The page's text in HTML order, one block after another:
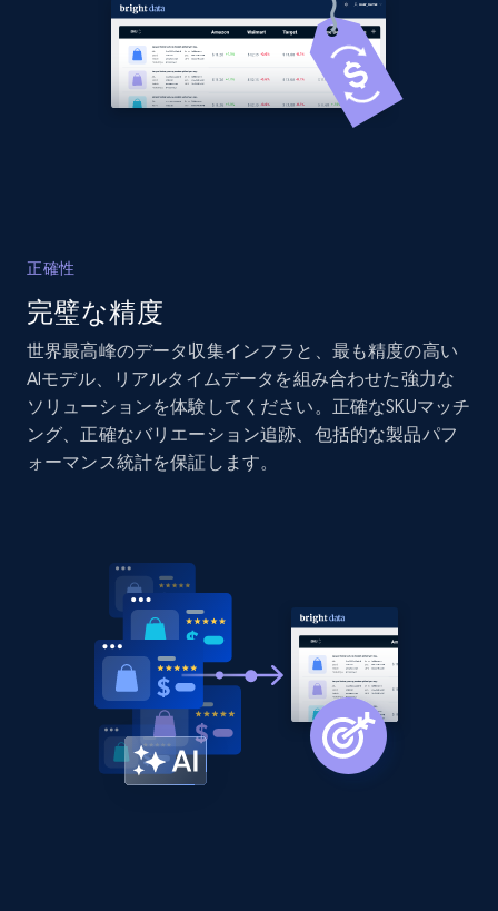
Title, Seller name, Brand, Description, Initial
price, Currency, Availability, Reviews count, and
今すぐ始める
products by specific category URL
price, Currency, Availability, Reviews count, and
more.
2.1K+ 375+ 今すぐ始める
Title, Seller name, Brand, Description, Initial
price, Currency, Availability, Reviews count, and
2.1K+ 375+ 今すぐ始める
Amazon products global dataset - Collects
正確性
完璧な精度
世界最高峰のデータ収集インフラと、最も精度の高い
AIモデル、リアルタイムデータを組み合わせた強力な
ソリューションを体験してください。正確なSKUマッチ
ング、正確なバリエーション追跡、包括的な製品パフ
ォーマンス統計を保証します。